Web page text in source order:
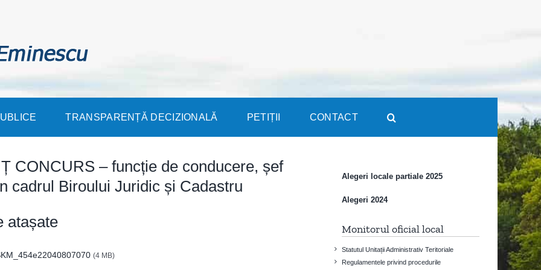
TRANSPARENȚĂ DECIZIONALĂ PETIȚII CONTACT
CONCURS – funcție de conducere, șef
cadrul Biroului Juridic și Cadastru
atașate
(4 MB)
Alegeri locale partiale 2025
Alegeri 2024
Monitorul oficial local
Statutul Unitații Administrativ Teritoriale
Regulamentele privind procedurile